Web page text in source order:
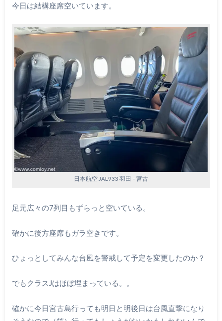
今日は結構座席空いています。
日本航空 JAL933 羽田 – 宮古
足元広々の7列目もずらっと空いている。
確かに後方座席もガラ空きです。
ひょっとしてみんな台風を警戒して予定を変更したのか？
でもクラスJはほぼ埋まっている。。
確かに今日宮古島行っても明日と明後日は台風直撃になり